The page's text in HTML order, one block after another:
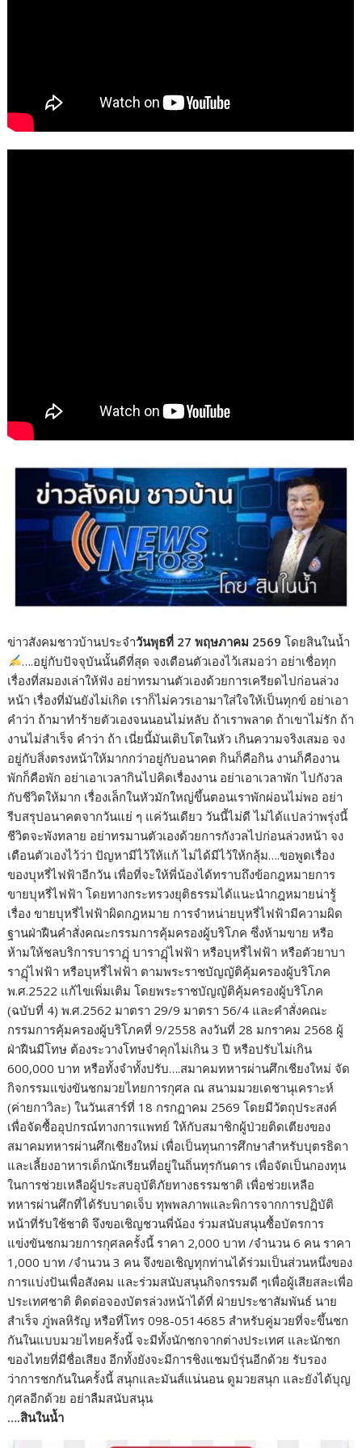
ข่าวสังคมชาวบ้านประจำวันพุธที่ 27 พฤษภาคม 2569 โดยสินในน้ำ
….อยู่กับปัจจุบันนั้นดีที่สุด จงเตือนตัวเองไว้เสมอว่า อย่าเชื่อทุก
เรื่องที่สมองเล่าให้ฟัง อย่าทรมานตัวเองด้วยการเครียดไปก่อนล่วง
หน้า เรื่องที่มันยังไม่เกิด เราก็ไม่ควรเอามาใส่ใจให้เป็นทุกข์ อย่าเอา
คำว่า ถ้ามาทำร้ายตัวเองจนนอนไม่หลับ ถ้าเราพลาด ถ้าเขาไม่รัก ถ้า
งานไม่สำเร็จ คำว่า ถ้า เนี่ยนี้มันเติบโตในหัว เกินความจริงเสมอ จง
อยู่กับสิ่งตรงหน้าให้มากกว่าอยู่กับอนาคต กินก็คือกิน งานก็คืองาน
พักก็คือพัก อย่าเอาเวลากินไปคิดเรื่องงาน อย่าเอาเวลาพัก ไปกังวล
กับชีวิตให้มาก เรื่องเล็กในหัวมักใหญ่ขึ้นตอนเราพักผ่อนไม่พอ อย่า
รีบสรุปอนาคตจากวันแย่ ๆ แค่วันเดียว วันนี้ไม่ดี ไม่ได้แปลว่าพรุ่งนี้
ชีวิตจะพังทลาย อย่าทรมานตัวเองด้วยการกังวลไปก่อนล่วงหน้า จง
เตือนตัวเองไว้ว่า ปัญหามีไว้ให้แก้ ไม่ได้มีไว้ให้กลุ้ม….ขอพูดเรื่อง
ของบุหรี่ไฟฟ้าอีกวัน เพื่อที่จะให้พี่น้องได้ทราบถึงข้อกฎหมายการ
ขายบุหรี่ไฟฟ้า โดยทางกระทรวงยุติธรรมได้แนะนำกฎหมายน่ารู้
เรื่อง ขายบุหรี่ไฟฟ้าผิดกฎหมาย การจำหน่ายบุหรี่ไฟฟ้ามีความผิด
ฐานฝ่าฝืนคำสั่งคณะกรรมการคุ้มครองผู้บริโภค ซึ่งห้ามขาย หรือ
ห้ามให้ชลบริการบาราฏุ่ บาราฏุ่ไฟฟ้า หรือบุหรี่ไฟฟ้า หรือตัวยาบา
ราฏุ่ไฟฟ้า หรือบุหรี่ไฟฟ้า ตามพระราชบัญญัติคุ้มครองผู้บริโภค
พ.ศ.2522 แก้ไขเพิ่มเติม โดยพระราชบัญญัติคุ้มครองผู้บริโภค
(ฉบับที่ 4) พ.ศ.2562 มาตรา 29/9 มาตรา 56/4 และคำสั่งคณะ
กรรมการคุ้มครองผู้บริโภคที่ 9/2558 ลงวันที่ 28 มกราคม 2568 ผู้
ฝ่าฝืนมีโทษ ต้องระวางโทษจำคุกไม่เกิน 3 ปี หรือปรับไม่เกิน
600,000 บาท หรือทั้งจำทั้งปรับ….สมาคมทหารผ่านศึกเชียงใหม่ จัด
กิจกรรมแข่งขันชกมวยไทยการกุศล ณ สนามมวยเดชานุเคราะห์
(ค่ายกาวิละ) ในวันเสาร์ที่ 18 กรกฏาคม 2569 โดยมีวัตถุประสงค์
เพื่อจัดซื้ออุปกรณ์ทางการแพทย์ ให้กับสมาชิกผู้ป่วยติดเตียงของ
สมาคมทหารผ่านศึกเชียงใหม่ เพื่อเป็นทุนการศึกษาสำหรับบุตรธิดา
และเลี้ยงอาหารเด็กนักเรียนที่อยู่ในถิ่นทุรกันดาร เพื่อจัดเป็นกองทุน
ในการช่วยเหลือผู้ประสบอุบัติภัยทางธรรมชาติ เพื่อช่วยเหลือ
ทหารผ่านศึกที่ได้รับบาดเจ็บ ทุพพลภาพและพิการจากการปฏิบัติ
หน้าที่รับใช้ชาติ จึงขอเชิญชวนพี่น้อง ร่วมสนับสนุนซื้อบัตรการ
แข่งขันชกมวยการกุศลครั้งนี้ ราคา 2,000 บาท /จำนวน 6 คน ราคา
1,000 บาท /จำนวน 3 คน จึงขอเชิญทุกท่านได้ร่วมเป็นส่วนหนึ่งของ
การแบ่งปันเพื่อสังคม และร่วมสนับสนุนกิจกรรมดี ๆเพื่อผู้เสียสละเพื่อ
ประเทศชาติ ติดต่อจองบัตรล่วงหน้าได้ที่ ฝ่ายประชาสัมพันธ์ นาย
สำเร็จ ภู่พลหิรัญ หรือที่โทร 098-0514685 สำหรับคู่มวยที่จะขึ้นชก
กันในแบบมวยไทยครั้งนี้ จะมีทั้งนักชกจากต่างประเทศ และนักชก
ของไทยที่มีชื่อเสียง อีกทั้งยังจะมีการชิงแชมป์รุ่นอีกด้วย รับรอง
ว่าการชกกันในครั้งนี้ สนุกและมันส์แน่นอน ดูมวยสนุก และยังได้บุญ
กุศลอีกด้วย อย่าลืมสนับสนุน
….สินในน้ำ